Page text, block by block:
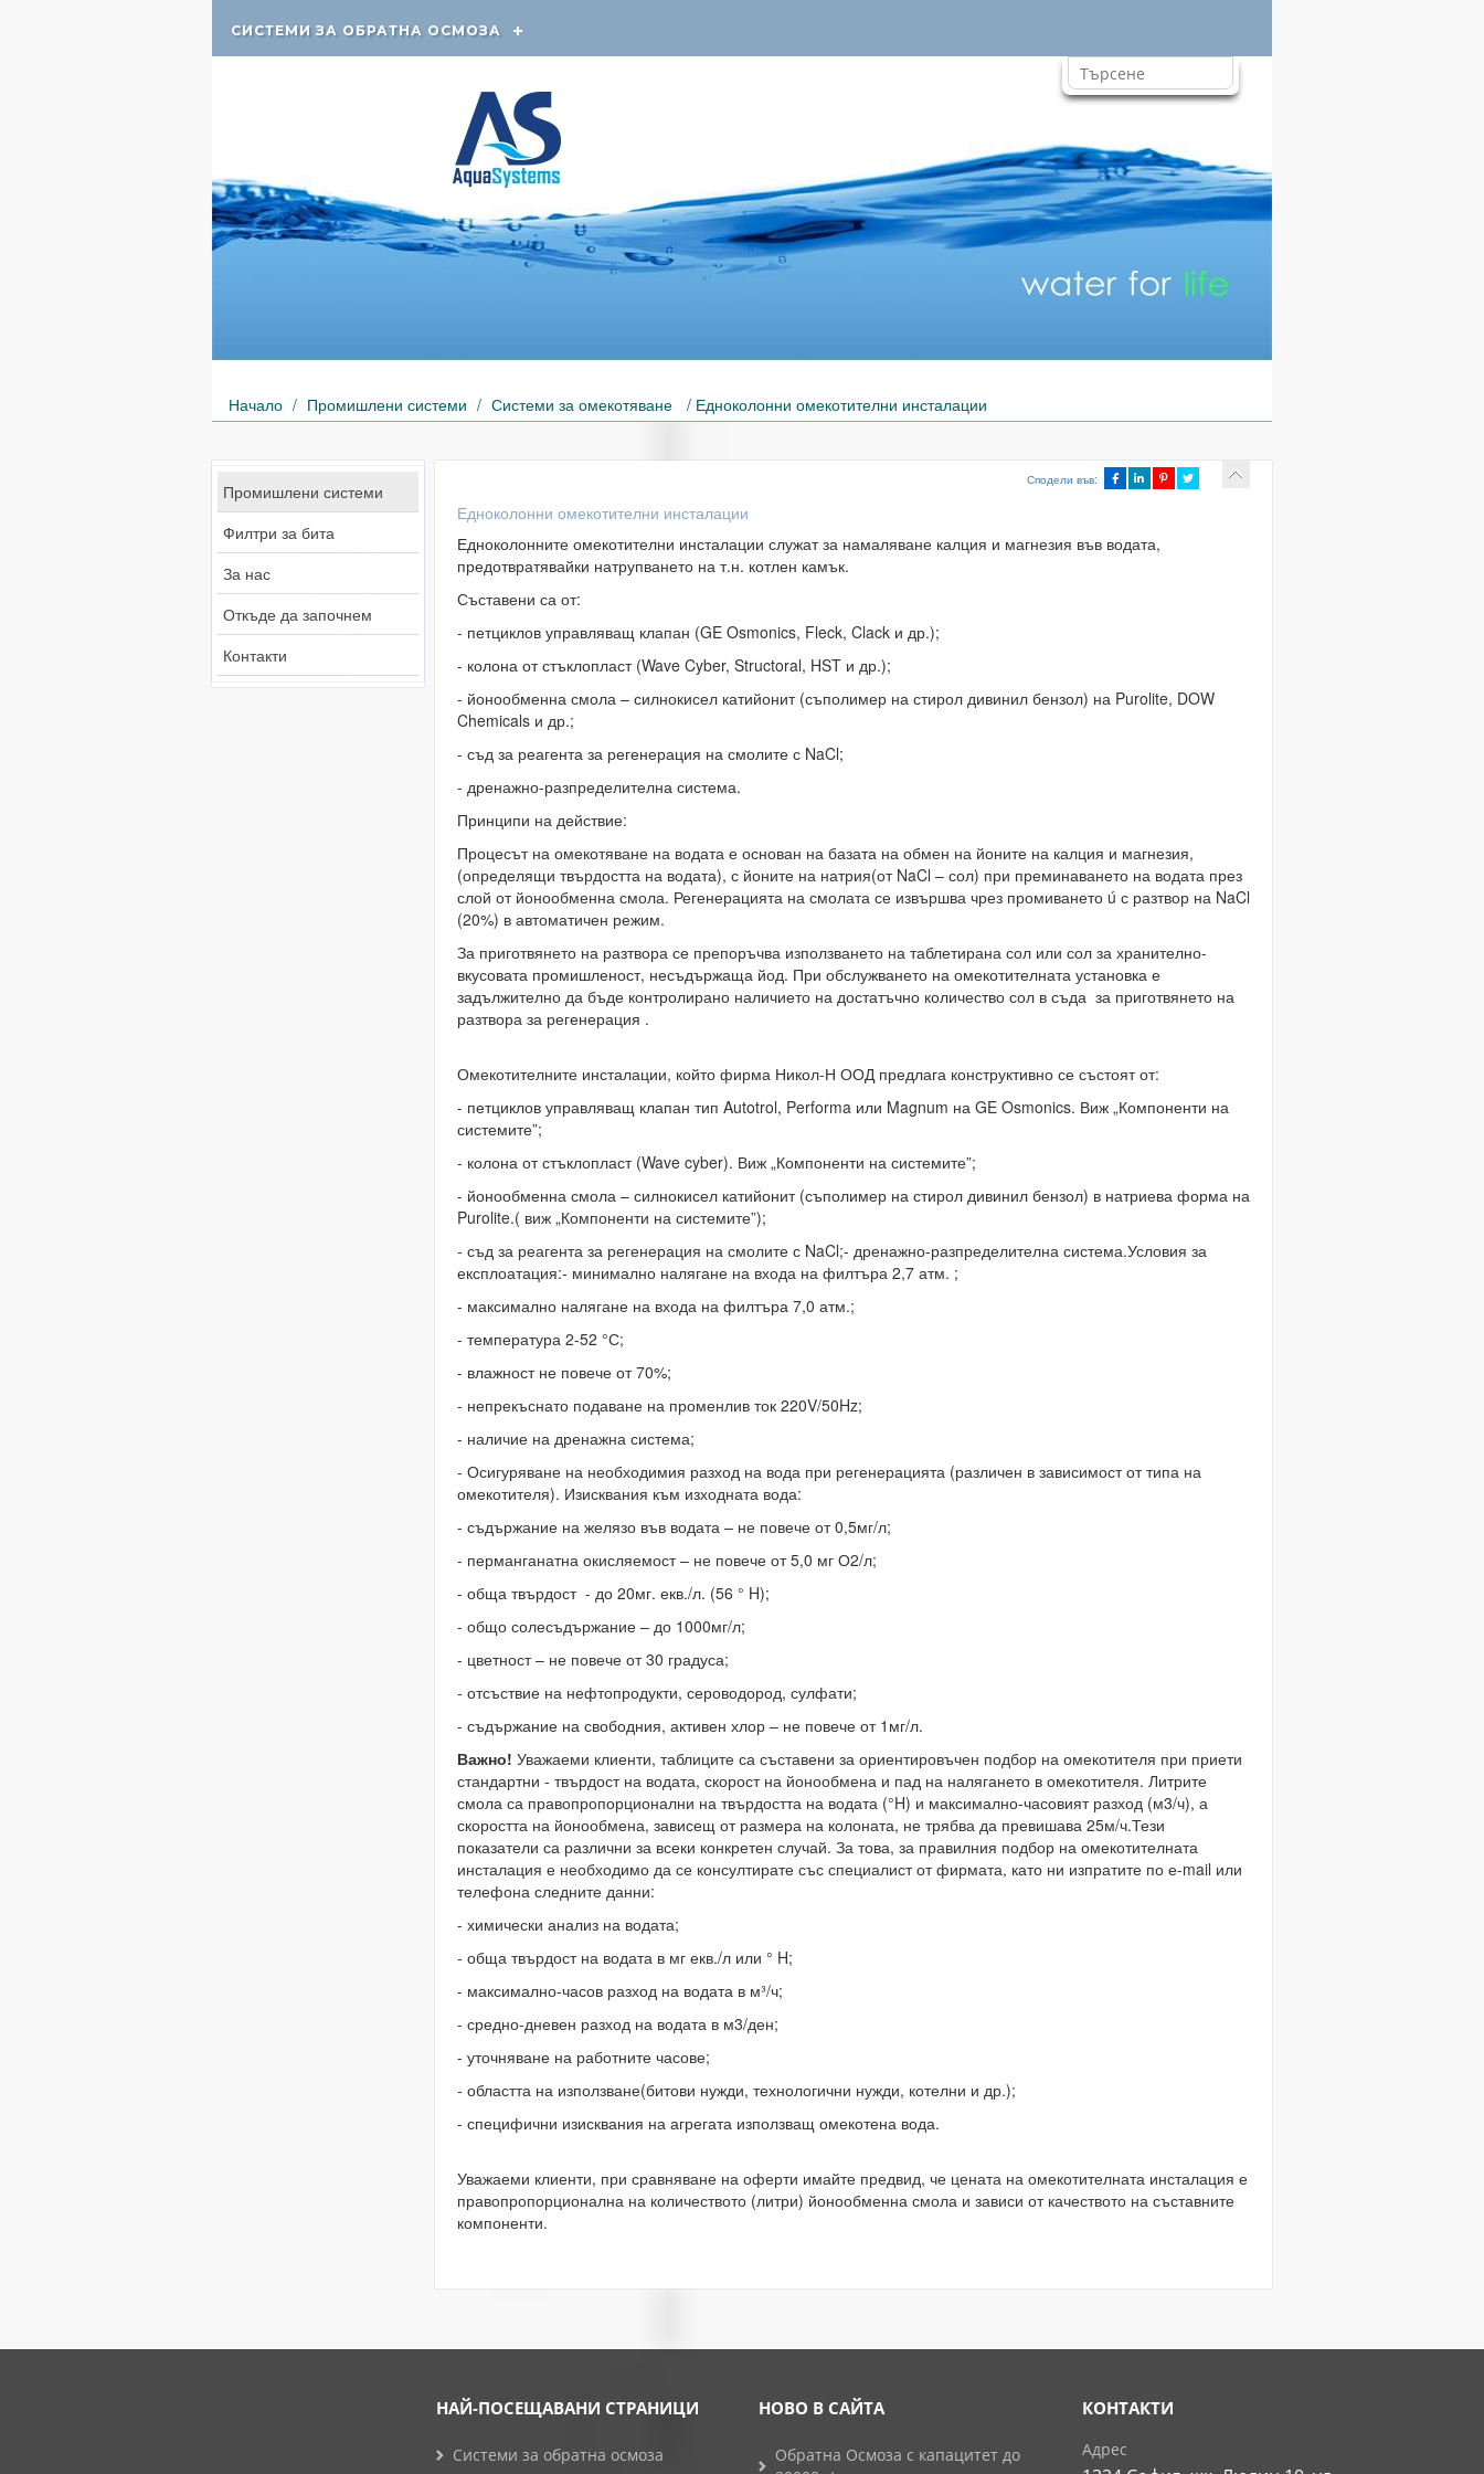
СИСТЕМИ ЗА ОБРАТНА ОСМОЗА
Начало / Промишлени системи / Системи за омекотяване / Едноколонни омекотителни инсталации
Промишлени системи
Филтри за бита
За нас
Откъде да започнем
Контакти
Сподели във:
Едноколонни омекотителни инсталации
Едноколонните омекотителни инсталации служат за намаляване калция и магнезия във водата,
предотвратявайки натрупването на т.н. котлен камък.
Съставени са от:
- петциклов управляващ клапан (GE Osmonics, Fleck, Clack и др.);
- колона от стъклопласт (Wave Cyber, Structoral, HST и др.);
- йонообменна смола – силнокисел катийонит (съполимер на стирол дивинил бензол) на Purolite, DOW
Chemicals и др.;
- съд за реагента за регенерация на смолите с NaCl;
- дренажно-разпределителна система.
Принципи на действие:
Процесът на омекотяване на водата е основан на базата на обмен на йоните на калция и магнезия,
(определящи твърдостта на водата), с йоните на натрия(от NaCl – сол) при преминаването на водата през
слой от йонообменна смола. Регенерацията на смолата се извършва чрез промиването ú с разтвор на NaCl
(20%) в автоматичен режим.
За приготвянето на разтвора се препоръчва използването на таблетирана сол или сол за хранително-
вкусовата промишленост, несъдържаща йод. При обслужването на омекотителната установка е
задължително да бъде контролирано наличието на достатъчно количество сол в съда за приготвянето на
разтвора за регенерация .
Омекотителните инсталации, който фирма Никол-Н ООД предлага конструктивно се състоят от:
- петциклов управляващ клапан тип Autotrol, Performa или Magnum на GE Osmonics. Виж „Компоненти на
системите”;
- колона от стъклопласт (Wave cyber). Виж „Компоненти на системите”;
- йонообменна смола – силнокисел катийонит (съполимер на стирол дивинил бензол) в натриева форма на
Purolite.( виж „Компоненти на системите”);
- съд за реагента за регенерация на смолите с NaCl;- дренажно-разпределителна система.Условия за
експлоатация:- минимално налягане на входа на филтъра 2,7 атм. ;
- максимално налягане на входа на филтъра 7,0 атм.;
- температура 2-52 °С;
- влажност не повече от 70%;
- непрекъснато подаване на променлив ток 220V/50Hz;
- наличие на дренажна система;
- Осигуряване на необходимия разход на вода при регенерацията (различен в зависимост от типа на
омекотителя). Изисквания към изходната вода:
- съдържание на желязо във водата – не повече от 0,5мг/л;
- перманганатна окисляемост – не повече от 5,0 мг О2/л;
- обща твърдост - до 20мг. екв./л. (56 ° H);
- общо солесъдържание – до 1000мг/л;
- цветност – не повече от 30 градуса;
- отсъствие на нефтопродукти, сероводород, сулфати;
- съдържание на свободния, активен хлор – не повече от 1мг/л.
Важно! Уважаеми клиенти, таблиците са съставени за ориентировъчен подбор на омекотителя при приети
стандартни - твърдост на водата, скорост на йонообмена и пад на налягането в омекотителя. Литрите
смола са правопропорционални на твърдостта на водата (°H) и максимално-часовият разход (м3/ч), а
скоростта на йонообмена, зависещ от размера на колоната, не трябва да превишава 25м/ч.Тези
показатели са различни за всеки конкретен случай. За това, за правилния подбор на омекотителната
инсталация е необходимо да се консултирате със специалист от фирмата, като ни изпратите по е-mail или
телефона следните данни:
- химически анализ на водата;
- обща твърдост на водата в мг екв./л или ° H;
- максимално-часов разход на водата в м³/ч;
- средно-дневен разход на водата в м3/ден;
- уточняване на работните часове;
- областта на използване(битови нужди, технологични нужди, котелни и др.);
- специфични изисквания на агрегата използващ омекотена вода.
Уважаеми клиенти, при сравняване на оферти имайте предвид, че цената на омекотителната инсталация е
правопропорционална на количеството (литри) йонообменна смола и зависи от качеството на съставните
компоненти.
НАЙ-ПОСЕЩАВАНИ СТРАНИЦИ
Системи за обратна осмоза
НОВО В САЙТА
Обратна Осмоза с капацитет до
КОНТАКТИ
Адрес